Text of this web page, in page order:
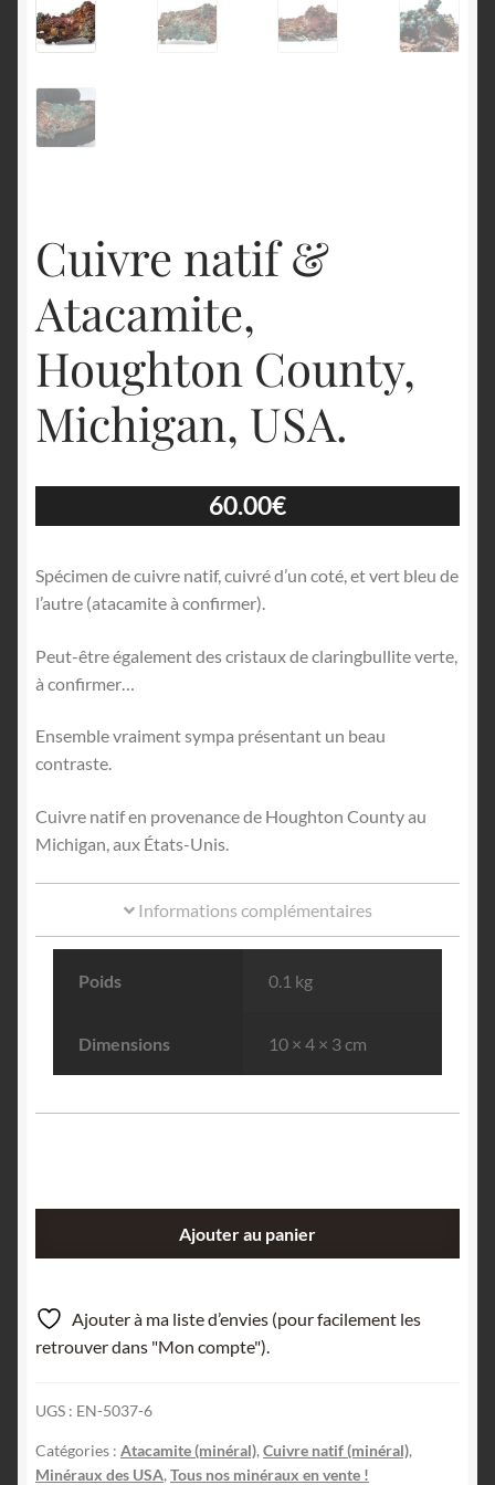
Cuivre natif &
Atacamite,
Houghton County,
Michigan, USA.
60.00€
Spécimen de cuivre natif, cuivré d’un coté, et vert bleu de
l’autre (atacamite à confirmer).
Peut-être également des cristaux de claringbullite verte,
à confirmer…
Ensemble vraiment sympa présentant un beau
contraste.
Cuivre natif en provenance de Houghton County au
Michigan, aux États-Unis.
Informations complémentaires
Poids 0.1 kg
Dimensions 10 × 4 × 3 cm
natif
&
Atacamite,
County,
Michigan,
USA.
Ajouter au panier
Ajouter à ma liste d’envies (pour facilement les
retrouver dans "Mon compte").
UGS : EN-5037-6
Catégories : Atacamite (minéral), Cuivre natif (minéral),
Minéraux des USA, Tous nos minéraux en vente !